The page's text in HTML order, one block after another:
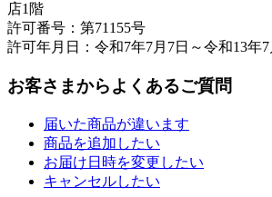
店1階
許可番号：第71155号
許可年月日：令和7年7月7日～令和13年7
お客さまからよくあるご質問
届いた商品が違います
商品を追加したい
お届け日時を変更したい
キャンセルしたい